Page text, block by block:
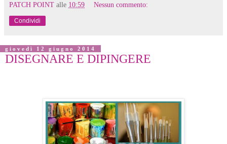
PATCH POINT alle 10:59 Nessun commento:
Condividi
giovedì 12 giugno 2014
DISEGNARE E DIPINGERE